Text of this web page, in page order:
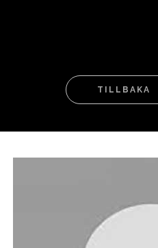
TILLBAKA